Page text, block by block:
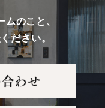
のこと、
ださい。